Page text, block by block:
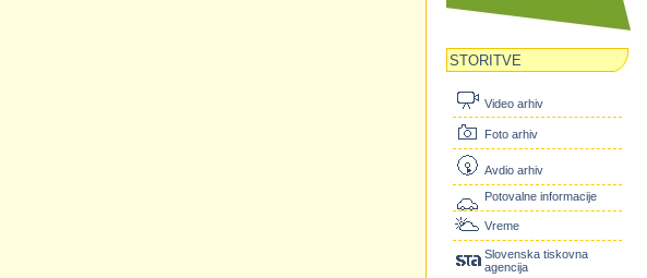
STORITVE
Video arhiv
Foto arhiv
Avdio arhiv
Potovalne informacije
Vreme
Slovenska tiskovna
agencija